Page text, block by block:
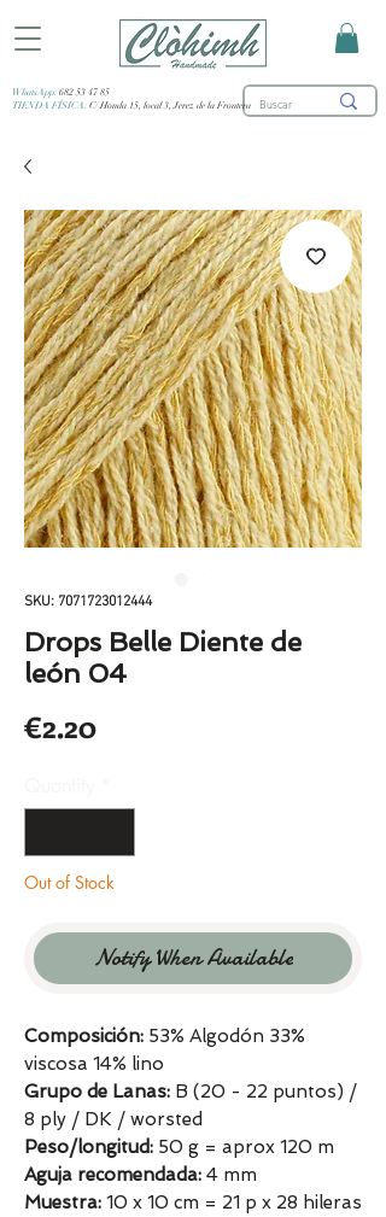
WhatsApp: 682 53 47 85
TIENDA FÍSICA: C/ Honda 15, local 3, Jerez de la Frontera
SKU: 7071723012444
Drops Belle Diente de
león 04
€2.20Price
Out of Stock
Notify When Available
Composición: 53% Algodón 33%
viscosa 14% lino
Grupo de Lanas: B (20 - 22 puntos) /
8 ply / DK / worsted
Peso/longitud: 50 g = aprox 120 m
Aguja recomendada: 4 mm
Muestra: 10 x 10 cm = 21 p x 28 hileras